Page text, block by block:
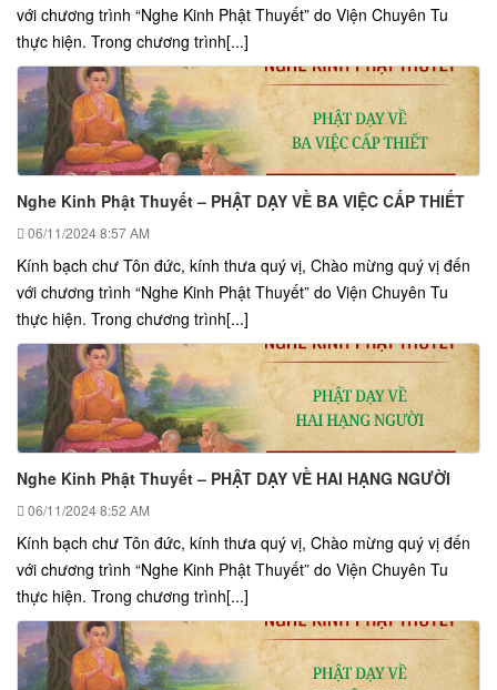
với chương trình “Nghe Kinh Phật Thuyết” do Viện Chuyên Tu
thực hiện. Trong chương trình[...]
Nghe Kinh Phật Thuyết – PHẬT DẠY VỀ BA VIỆC CẤP THIẾT
06/11/20248:57 AM
Kính bạch chư Tôn đức, kính thưa quý vị, Chào mừng quý vị đến
với chương trình “Nghe Kinh Phật Thuyết” do Viện Chuyên Tu
thực hiện. Trong chương trình[...]
Nghe Kinh Phật Thuyết – PHẬT DẠY VỀ HAI HẠNG NGƯỜI
06/11/20248:52 AM
Kính bạch chư Tôn đức, kính thưa quý vị, Chào mừng quý vị đến
với chương trình “Nghe Kinh Phật Thuyết” do Viện Chuyên Tu
thực hiện. Trong chương trình[...]